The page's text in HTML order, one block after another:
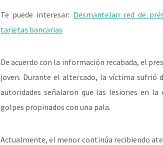
Te puede interesar: Desmantelan red de
tarjetas bancarias
De acuerdo con la información recabada, el
joven. Durante el altercado, la víctima sufrió
autoridades señalaron que las lesiones en
golpes propinados con una pala.
Actualmente, el menor continúa recibiendo